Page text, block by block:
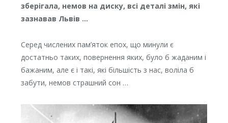
зберігала, немов на диску, всі деталі змін, які
зазнавав Львів …
Серед числених пам’яток епох, що минули є
достатньо таких, повернення яких, було б жаданим і
бажаним, але є і такі, які більшість з нас, воліла б
забути, немов страшний сон …